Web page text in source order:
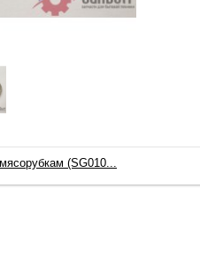
(SG010...